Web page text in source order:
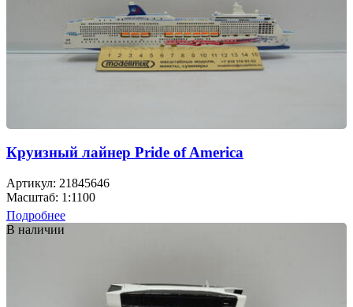
Круизный лайнер Pride of America
Артикул: 21845646
Масштаб: 1:1100
Подробнее
В наличии